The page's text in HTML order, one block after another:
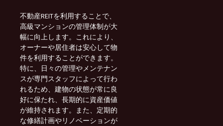
不動産REITを利用することで、
高級マンションの管理体制が大
幅に向上します。これにより、
オーナーや居住者は安心して物
件を利用することができます。
特に、日々の管理やメンテナン
スが専門スタッフによって行わ
れるため、建物の状態が常に良
好に保たれ、長期的に資産価値
が維持されます。また、定期的
な修繕計画やリノベーションが